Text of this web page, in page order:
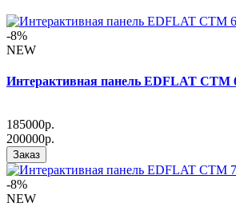
-8%
NEW
Интерактивная панель EDFLAT CTM
185000р.
200000р.
Заказ
-8%
NEW